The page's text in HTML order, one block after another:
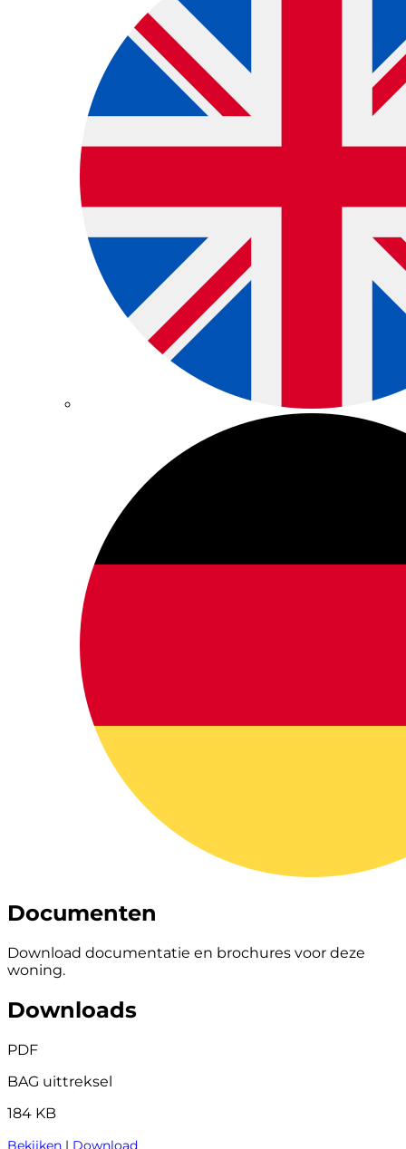
Documenten
Download documentatie en brochures voor deze
woning.
Downloads
PDF
BAG uittreksel
184 KB
Bekijken | Download